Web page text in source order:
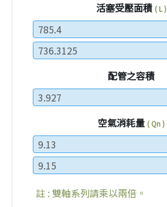
活塞受壓面積 ( L )
配管之容積
空氣消耗量 ( Qn )
註 : 雙軸系列請乘以兩倍。